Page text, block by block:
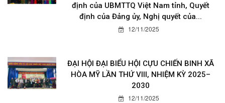
định của UBMTTQ Việt Nam tỉnh, Quyết
định của Đảng ủy, Nghị quyết của...
12/11/2025
ĐẠI HỘI ĐẠI BIỂU HỘI CỰU CHIẾN BINH XÃ
HÒA MỸ LẦN THỨ VIII, NHIỆM KỲ 2025–
2030
12/11/2025